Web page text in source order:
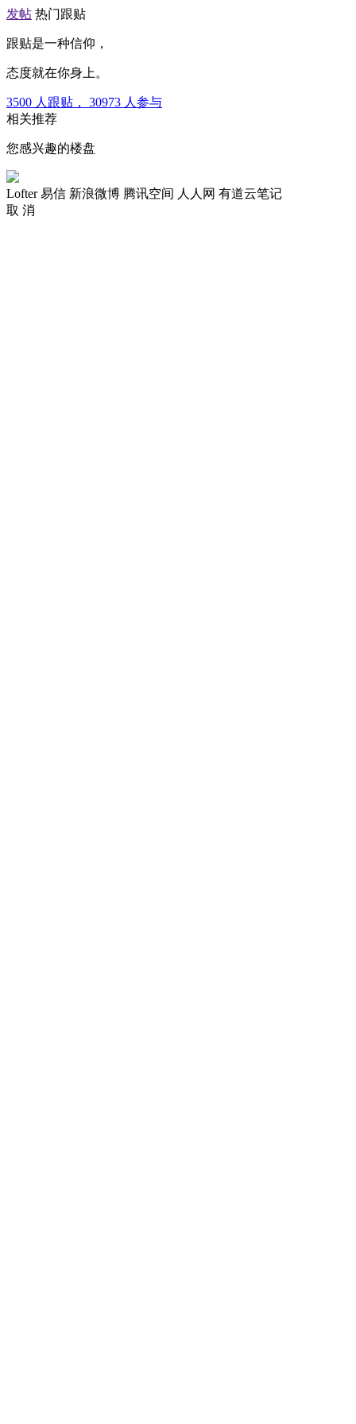
发帖 热门跟贴
跟贴是一种信仰，
态度就在你身上。
3500 人跟贴， 30973 人参与
相关推荐
您感兴趣的楼盘
Lofter 易信 新浪微博 腾讯空间 人人网 有道云笔记
取 消